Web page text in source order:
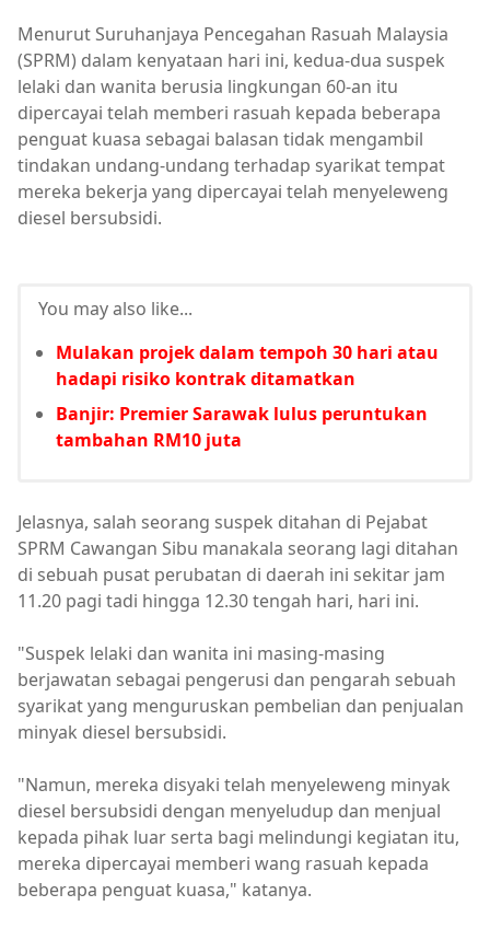
Menurut Suruhanjaya Pencegahan Rasuah Malaysia
(SPRM) dalam kenyataan hari ini, kedua-dua suspek
lelaki dan wanita berusia lingkungan 60-an itu
dipercayai telah memberi rasuah kepada beberapa
penguat kuasa sebagai balasan tidak mengambil
tindakan undang-undang terhadap syarikat tempat
mereka bekerja yang dipercayai telah menyeleweng
diesel bersubsidi.
You may also like...
Mulakan projek dalam tempoh 30 hari atau
hadapi risiko kontrak ditamatkan
Banjir: Premier Sarawak lulus peruntukan
tambahan RM10 juta
Jelasnya, salah seorang suspek ditahan di Pejabat
SPRM Cawangan Sibu manakala seorang lagi ditahan
di sebuah pusat perubatan di daerah ini sekitar jam
11.20 pagi tadi hingga 12.30 tengah hari, hari ini.
"Suspek lelaki dan wanita ini masing-masing
berjawatan sebagai pengerusi dan pengarah sebuah
syarikat yang menguruskan pembelian dan penjualan
minyak diesel bersubsidi.
"Namun, mereka disyaki telah menyeleweng minyak
diesel bersubsidi dengan menyeludup dan menjual
kepada pihak luar serta bagi melindungi kegiatan itu,
mereka dipercayai memberi wang rasuah kepada
beberapa penguat kuasa," katanya.